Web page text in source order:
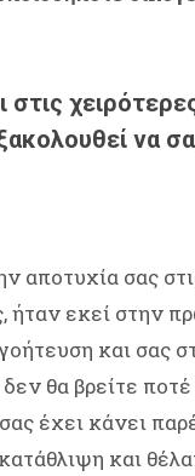
στις
να
αποτυχία σας
ήταν εκεί στην
και σας
θα βρείτε
έχει κάνει
και